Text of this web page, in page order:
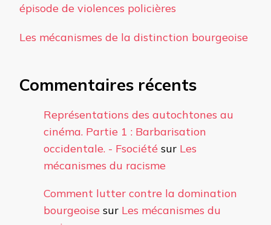
épisode de violences policières
Les mécanismes de la distinction bourgeoise
Commentaires récents
Représentations des autochtones au
cinéma. Partie 1 : Barbarisation
occidentale. - Fsociété sur Les
mécanismes du racisme
Comment lutter contre la domination
bourgeoise sur Les mécanismes du